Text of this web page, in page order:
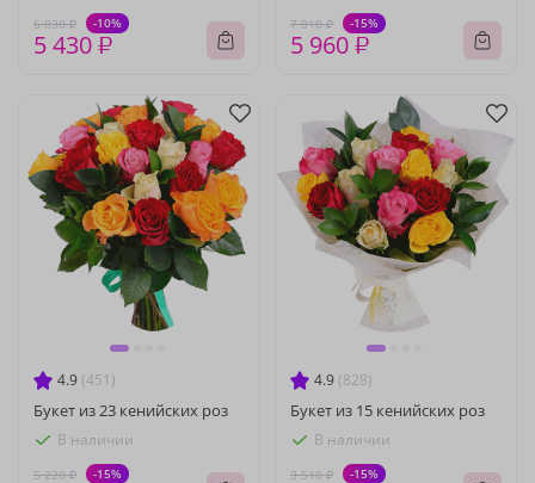
6 030 ₽ -10%
5 430 ₽
7 010 ₽ -15%
5 960 ₽
4.9 (451)
Букет из 23 кенийских роз
В наличии
5 220 ₽ -15%
4.9 (828)
Букет из 15 кенийских роз
В наличии
3 510 ₽ -15%